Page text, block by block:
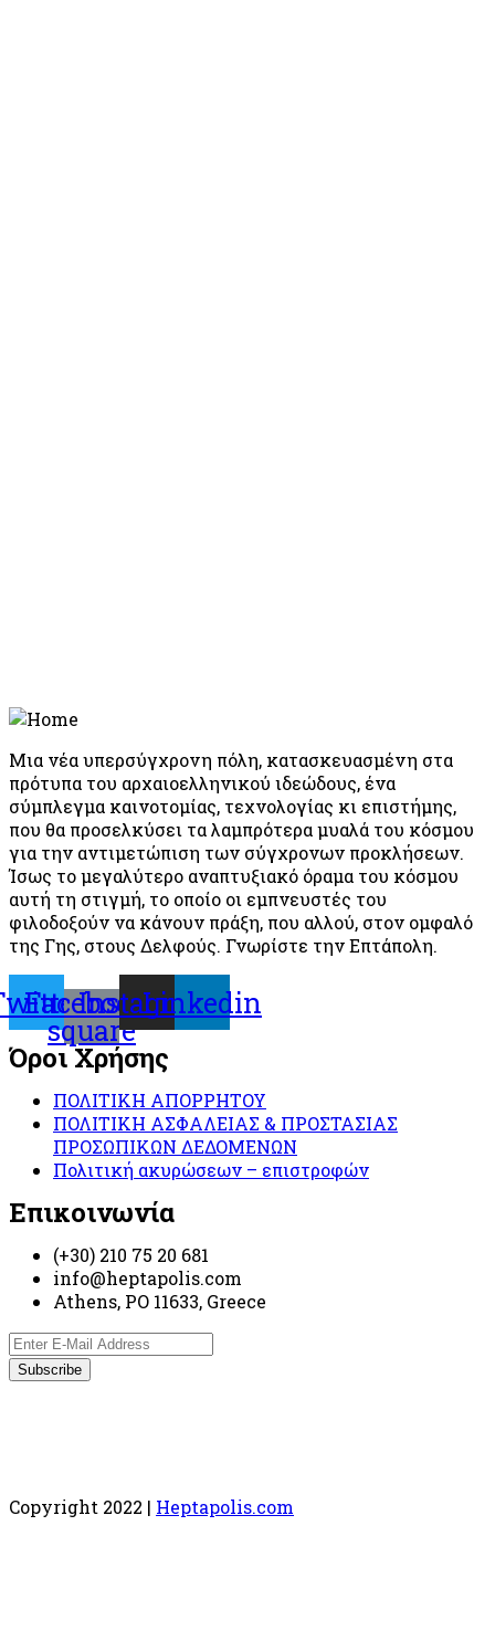
Μια νέα υπερσύγχρονη πόλη, κατασκευασμένη στα
πρότυπα του αρχαιοελληνικού ιδεώδους, ένα
σύμπλεγμα καινοτομίας, τεχνολογίας κι επιστήμης,
που θα προσελκύσει τα λαμπρότερα μυαλά του κόσμου
για την αντιμετώπιση των σύγχρονων προκλήσεων.
Ίσως το μεγαλύτερο αναπτυξιακό όραμα του κόσμου
αυτή τη στιγμή, το οποίο οι εμπνευστές του
φιλοδοξούν να κάνουν πράξη, που αλλού, στον ομφαλό
της Γης, στους Δελφούς. Γνωρίστε την Επτάπολη.
Facebook-
square
Instagram
Linkedin
Όροι Χρήσης
ΠΟΛΙΤΙΚΗ ΑΠΟΡΡΗΤΟΥ
ΠΟΛΙΤΙΚΗ ΑΣΦΑΛΕΙΑΣ & ΠΡΟΣΤΑΣΙΑΣ
ΠΡΟΣΩΠΙΚΩΝ ΔΕΔΟΜΕΝΩΝ
Πολιτική ακυρώσεων – επιστροφών
Επικοινωνία
(+30) 210 75 20 681
info@heptapolis.com
Athens, PO 11633, Greece
Copyright 2022 | Heptapolis.com